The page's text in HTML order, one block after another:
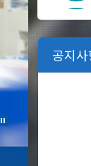
2026.08
27